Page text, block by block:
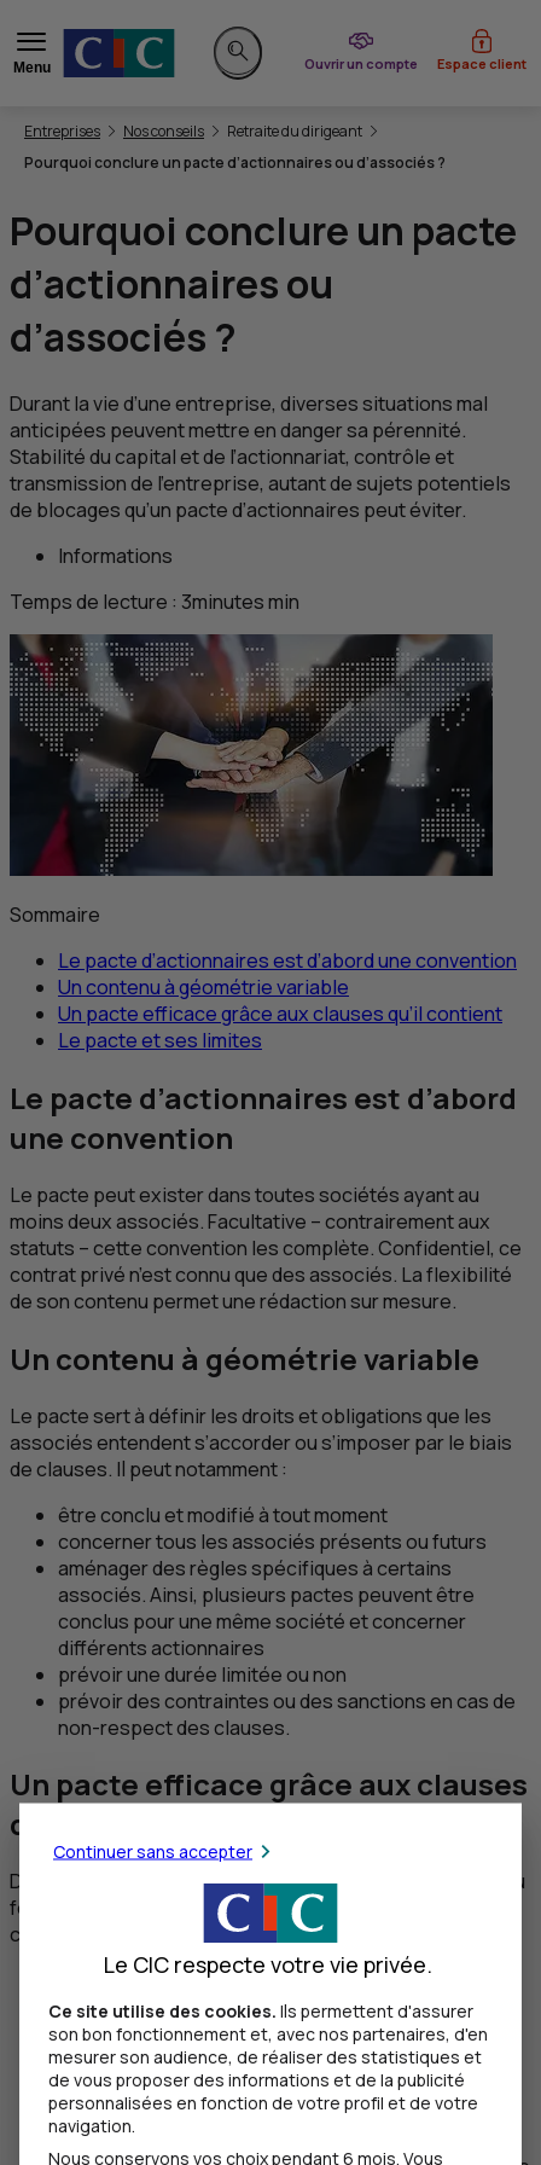
Menu
Rechercher sur le site
Ouvrir un compte
du CIC Espace client
Vous êtes ici:
Entreprises Nos conseils
Retraite du dirigeant
Pourquoi conclure un pacte d’actionnaires ou d’associés ?
Pourquoi conclure un pacte
d’actionnaires ou
d’associés ?
Durant la vie d’une entreprise, diverses situations mal
anticipées peuvent mettre en danger sa pérennité.
Stabilité du capital et de l’actionnariat, contrôle et
transmission de l’entreprise, autant de sujets potentiels
de blocages qu’un pacte d’actionnaires peut éviter.
Informations
Temps de lecture : 3minutesmin
Sommaire
Le pacte d’actionnaires est d’abord une convention
Un contenu à géométrie variable
Un pacte efficace grâce aux clauses qu’il contient
Le pacte et ses limites
Le pacte d’actionnaires est d’abord
une convention
Le pacte peut exister dans toutes sociétés ayant au
moins deux associés. Facultative – contrairement aux
statuts – cette convention les complète. Confidentiel, ce
contrat privé n’est connu que des associés. La flexibilité
de son contenu permet une rédaction sur mesure.
Un contenu à géométrie variable
Le pacte sert à définir les droits et obligations que les
associés entendent s’accorder ou s’imposer par le biais
de clauses. Il peut notamment :
être conclu et modifié à tout moment
concerner tous les associés présents ou futurs
aménager des règles spécifiques à certains
associés. Ainsi, plusieurs pactes peuvent être
conclus pour une même société et concerner
différents actionnaires
prévoir une durée limitée ou non
prévoir des contraintes ou des sanctions en cas de
non-respect des clauses.
Un pacte efficace grâce aux clauses
qu’il contient
De nombreuses clauses existent. Certaines sont liées au
fonctionnement de la société, d’autres portent sur le
capital :
clauses assurant la stabilité et le contrôle de
l’actionnariat:
durant la détention des titres : clause
d’inaliénabilité sous condition, clause de non-
dilution
lors de la cession des titres : clause
d’agrément d’un nouvel associé, droit de
Continuer sans accepter
Le CIC respecte votre vie privée.
Ce site utilise des cookies. Ils permettent d'assurer
son bon fonctionnement et, avec nos partenaires, d'en
mesurer son audience, de réaliser des statistiques et
de vous proposer des informations et de la publicité
personnalisées en fonction de votre profil et de votre
navigation.
Nous conservons vos choix pendant 6 mois. Vous